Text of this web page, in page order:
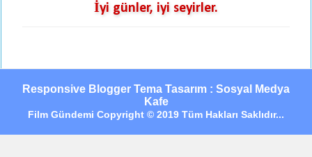
İyi günler, iyi seyirler.
Responsive Blogger Tema Tasarım : Sosyal Medya
Kafe
Film Gündemi Copyright © 2019 Tüm Hakları Saklıdır...